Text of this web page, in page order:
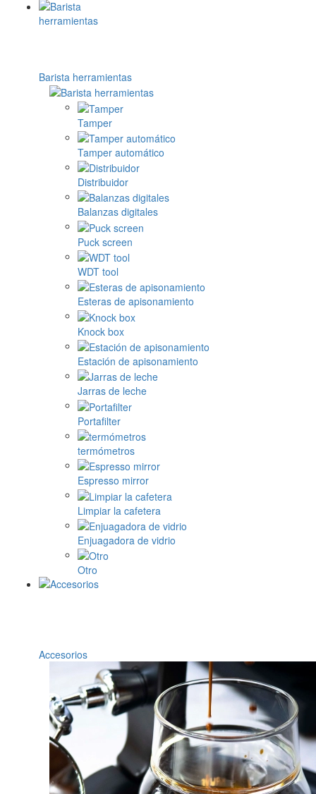
Barista herramientas
Tamper
Tamper automático
Distribuidor
Balanzas digitales
Puck screen
WDT tool
Esteras de apisonamiento
Knock box
Estación de apisonamiento
Jarras de leche
Portafilter
termómetros
Espresso mirror
Limpiar la cafetera
Enjuagadora de vidrio
Otro
Accesorios